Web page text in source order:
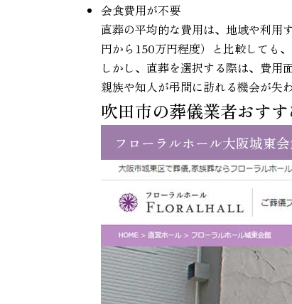
会食費用が不要
直葬の平均的な費用は、地域や利用
円から150万円程度）と比較しても
しかし、直葬を選択する際は、費用
親族や知人が弔問に訪れる機会が失
吹田市の葬儀業者おす
フローラルホール大阪城東